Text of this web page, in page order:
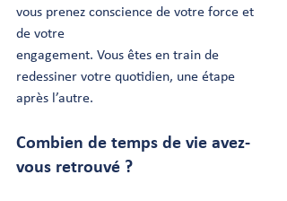
vous prenez conscience de votre force et
de votre
engagement. Vous êtes en train de
redessiner votre quotidien, une étape
après l’autre.
Combien de temps de vie avez-
vous retrouvé ?